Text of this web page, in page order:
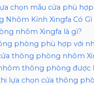
chọn mẫu cửa phù
Nhôm Kính Xingfa Có Gì
nhôm Xingfa là gì?
phòng phù hợp với
thông phòng nhôm
thông phòng được
lựa chọn cửa thông